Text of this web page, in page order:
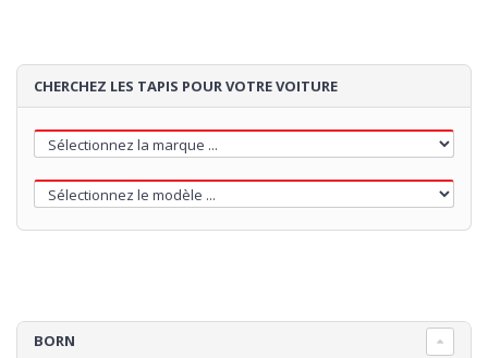
CHERCHEZ LES TAPIS POUR VOTRE VOITURE
BORN